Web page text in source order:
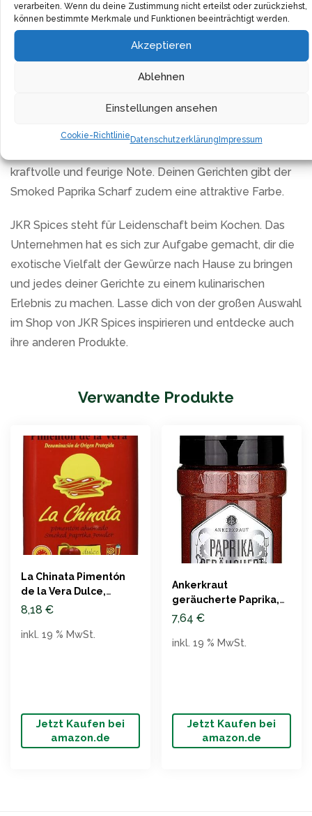
verarbeiten. Wenn du deine Zustimmung nicht erteilst oder zurückziehst,
können bestimmte Merkmale und Funktionen beeinträchtigt werden.
Akzeptieren
Ablehnen
Einstellungen ansehen
Cookie-RichtlinieDatenschutzerklärungImpressum
oder Glutamat suchen Sie hier vergebens. Sie erhalten
ein Gewürz in seiner reinsten und authentischsten Form.
Die Anwendungsmöglichkeiten dieses geräucherten
ein herrliches rauchiges Aroma, sondern auch Gulasch,
Fischgerichte, Eintöpfe, Soßen, Marinaden und
kraftvolle und feurige Note. Deinen Gerichten gibt der
Smoked Paprika Scharf zudem eine attraktive Farbe.
JKR Spices steht für Leidenschaft beim Kochen. Das
Unternehmen hat es sich zur Aufgabe gemacht, dir die
exotische Vielfalt der Gewürze nach Hause zu bringen
und jedes deiner Gerichte zu einem kulinarischen
Erlebnis zu machen. Lasse dich von der großen Auswahl
im Shop von JKR Spices inspirieren und entdecke auch
ihre anderen Produkte.
Verwandte Produkte
La Chinata Pimentón
de la Vera Dulce,
Paprikapulver, 160g
8,18 €
Jetzt Kaufen bei
amazon.de
inkl. 19 % MwSt.
Ankerkraut
geräucherte Paprika,
170g Streuer
7,64 €
Jetzt Kaufen bei
amazon.de
inkl. 19 % MwSt.